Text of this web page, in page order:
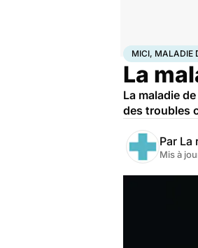
Accueil Santé
MICI, MALADIE
La
La maladie
des troubles
Par La
Mis à